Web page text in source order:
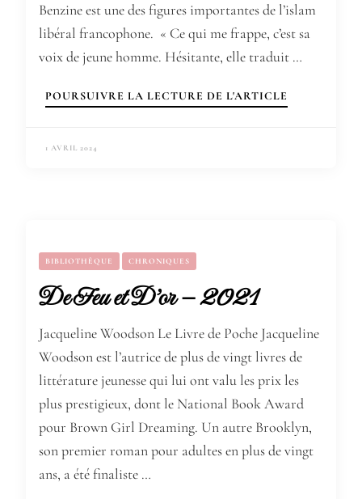
Benzine est une des figures importantes de l’islam
libéral francophone. « Ce qui me frappe, c’est sa
voix de jeune homme. Hésitante, elle traduit …
POURSUIVRE LA LECTURE DE L'ARTICLE
1 AVRIL 2024
BIBLIOTHÈQUE CHRONIQUES
De Feu et D’or – 2021
Jacqueline Woodson Le Livre de Poche Jacqueline
Woodson est l’autrice de plus de vingt livres de
littérature jeunesse qui lui ont valu les prix les
plus prestigieux, dont le National Book Award
pour Brown Girl Dreaming. Un autre Brooklyn,
son premier roman pour adultes en plus de vingt
ans, a été finaliste …